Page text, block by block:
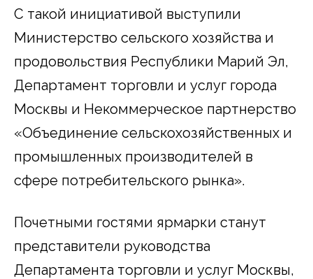
С такой инициативой выступили
Министерство сельского хозяйства и
продовольствия Республики Марий Эл,
Департамент торговли и услуг города
Москвы и Некоммерческое партнерство
«Объединение сельскохозяйственных и
промышленных производителей в
сфере потребительского рынка».
Почетными гостями ярмарки станут
представители руководства
Департамента торговли и услуг Москвы,